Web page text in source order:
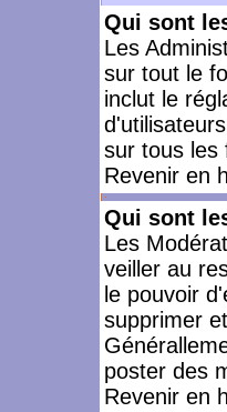
Qui sont
Les
sur tout le
inclut le
sur tous les
Revenir en
Qui sont
Les
veiller au
le pouvoir
supprimer
poster des
Revenir en